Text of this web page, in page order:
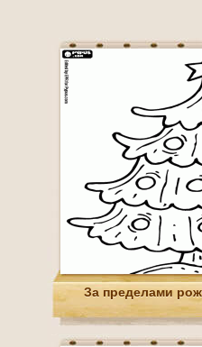
За пределами